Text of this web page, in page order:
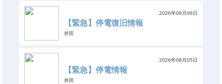
2026年08月06日
【緊急】停電復旧情報
井田
2026年08月05日
【緊急】停電情報
井田